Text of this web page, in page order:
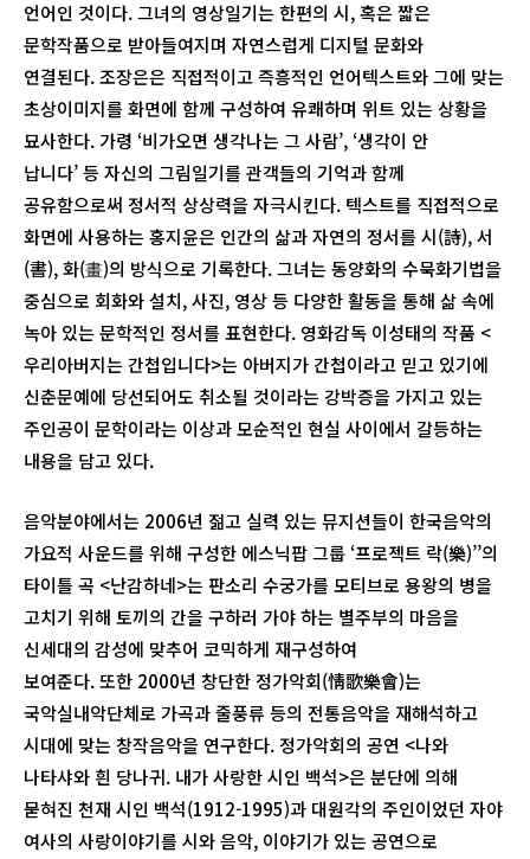
언어인 것이다. 그녀의 영상일기는 한편의 시, 혹은 짧은
문학작품으로 받아들여지며 자연스럽게 디지털 문화와
연결된다. 조장은은 직접적이고 즉흥적인 언어텍스트와 그에 맞는
초상이미지를 화면에 함께 구성하여 유쾌하며 위트 있는 상황을
묘사한다. 가령 ‘비가오면 생각나는 그 사람’, ‘생각이 안
납니다’ 등 자신의 그림일기를 관객들의 기억과 함께
공유함으로써 정서적 상상력을 자극시킨다. 텍스트를 직접적으로
화면에 사용하는 홍지윤은 인간의 삶과 자연의 정서를 시(詩), 서
(書), 화(畫)의 방식으로 기록한다. 그녀는 동양화의 수묵화기법을
중심으로 회화와 설치, 사진, 영상 등 다양한 활동을 통해 삶 속에
녹아 있는 문학적인 정서를 표현한다. 영화감독 이성태의 작품 <
우리아버지는 간첩입니다>는 아버지가 간첩이라고 믿고 있기에
신춘문예에 당선되어도 취소될 것이라는 강박증을 가지고 있는
주인공이 문학이라는 이상과 모순적인 현실 사이에서 갈등하는
내용을 담고 있다.
음악분야에서는 2006년 젊고 실력 있는 뮤지션들이 한국음악의
가요적 사운드를 위해 구성한 에스닉팝 그룹 ‘프로젝트 락(樂)’’의
타이틀 곡 <난감하네>는 판소리 수궁가를 모티브로 용왕의 병을
고치기 위해 토끼의 간을 구하러 가야 하는 별주부의 마음을
신세대의 감성에 맞추어 코믹하게 재구성하여
보여준다. 또한 2000년 창단한 정가악회(情歌樂會)는
국악실내악단체로 가곡과 줄풍류 등의 전통음악을 재해석하고
시대에 맞는 창작음악을 연구한다. 정가악회의 공연 <나와
나타샤와 흰 당나귀. 내가 사랑한 시인 백석>은 분단에 의해
묻혀진 천재 시인 백석(1912-1995)과 대원각의 주인이었던 자야
여사의 사랑이야기를 시와 음악, 이야기가 있는 공연으로